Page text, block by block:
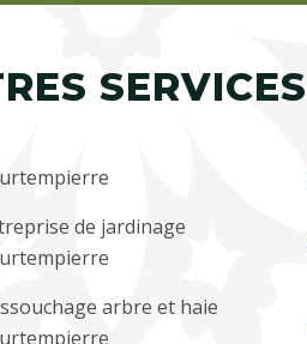
SERVICES
de jardinage
arbre et haie